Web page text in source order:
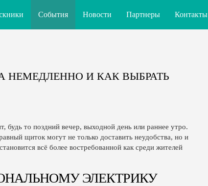
События Новости Партнеры
Контакты
НЕМЕДЛЕННО И КАК ВЫБРАТЬ
то поздний вечер, выходной день или раннее утро.
щиток могут не только доставить неудобства, но и
всё более востребованной как среди жителей
ЭЛЕКТРИКУ